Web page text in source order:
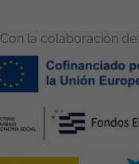
Con la colaboración de: